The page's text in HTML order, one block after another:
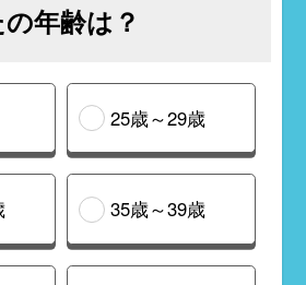
年齢は？
25歳～29歳
35歳～39歳